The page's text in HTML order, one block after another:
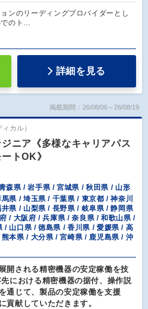
ンのリーディングプロバイダーとし
でのト…
詳細を見る
掲載期間：26/08/06～26/08/19
カル）
ニア《多様なキャリアパス
トOK》
森県 / 岩手県 / 宮城県 / 秋田県 / 山形
県 / 埼玉県 / 千葉県 / 東京都 / 神奈川
県 / 山梨県 / 長野県 / 岐阜県 / 静岡県
/ 大阪府 / 兵庫県 / 奈良県 / 和歌山県 /
/ 山口県 / 徳島県 / 香川県 / 愛媛県 / 高
本県 / 大分県 / 宮崎県 / 鹿児島県 / 沖
開される精密機器の安定稼働を技
における精密機器の据付、操作説
通じて、製品の安定稼働を支援
貢献していただきます。